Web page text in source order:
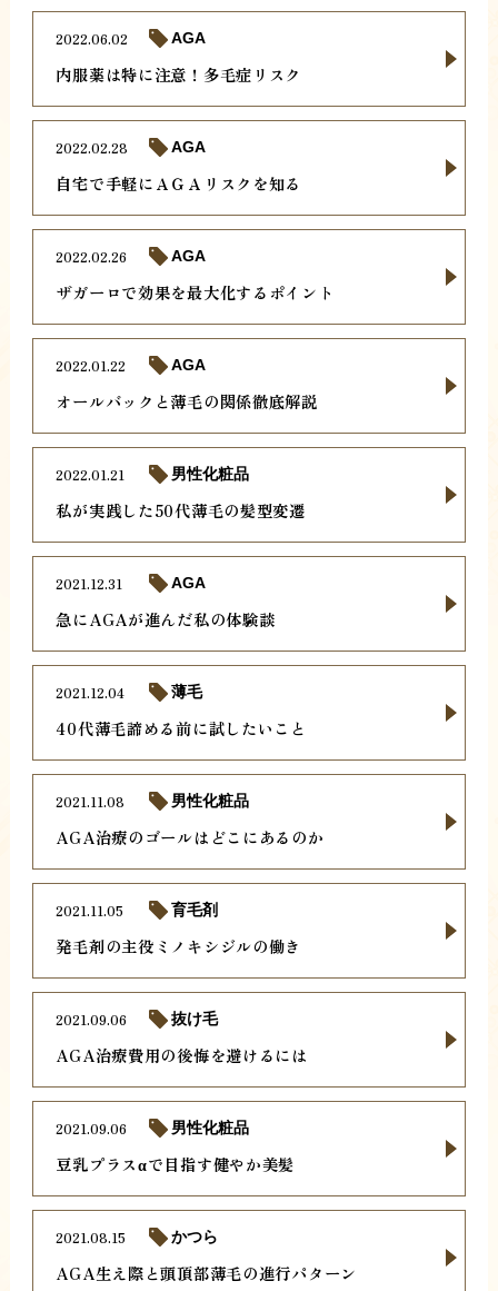
内服薬は特に注意！多毛症リスク
2022.06.02 AGA
自宅で手軽にＡＧＡリスクを知る
2022.02.28 AGA
ザガーロで効果を最大化するポイント
2022.02.26 AGA
オールバックと薄毛の関係徹底解説
2022.01.22 AGA
私が実践した50代薄毛の髪型変遷
2022.01.21 男性化粧品
急にAGAが進んだ私の体験談
2021.12.31 AGA
40代薄毛諦める前に試したいこと
2021.12.04 薄毛
AGA治療のゴールはどこにあるのか
2021.11.08 男性化粧品
発毛剤の主役ミノキシジルの働き
2021.11.05 育毛剤
AGA治療費用の後悔を避けるには
2021.09.06 抜け毛
豆乳プラスαで目指す健やか美髪
2021.09.06 男性化粧品
AGA生え際と頭頂部薄毛の進行パターン
2021.08.15 かつら